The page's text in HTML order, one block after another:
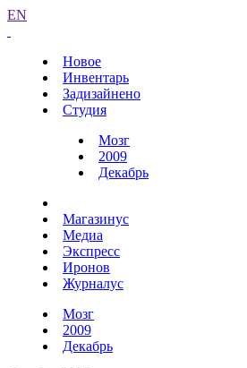
EN
Новое
Инвентарь
Задизайнено
Студия
Мозг
2009
Декабрь
Магазинус
Медиа
Экспресс
Иронов
Журналус
Мозг
2009
Декабрь